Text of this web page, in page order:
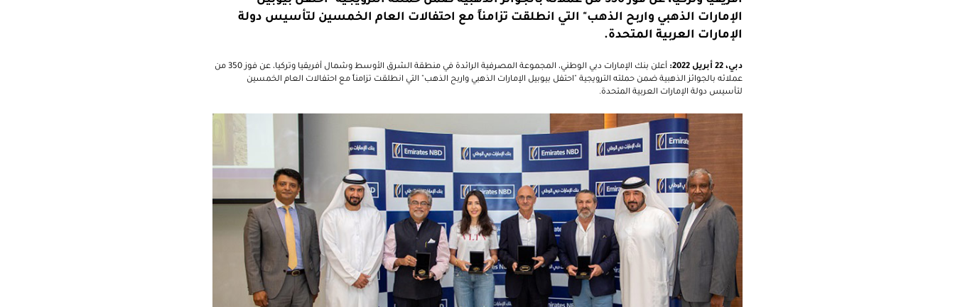
الإمارات الذهبي واربح الذهب" التي انطلقت تزامناً مع احتفالات العام الخمسين لتأسيس دولة
الإمارات العربية المتحدة.
دبي، 22 أبريل 2022:
أعلن بنك الإمارات دبي الوطني، المجموعة المصرفية الرائدة في منطقة الشرق الأوسط وشمال أفريقيا وتركيا، عن فوز 350 من
عملائه بالجوائز الذهبية ضمن حملته الترويجية "احتفل بيوبيل الإمارات الذهبي واربح الذهب" التي انطلقت تزامناً مع احتفالات العام الخمسين
لتأسيس دولة الإمارات العربية المتحدة.